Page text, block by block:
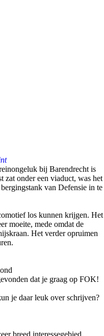
bij Barendrecht is
zat onder een viaduct, was het
van Defensie in te
los kunnen krijgen. Het
moeite, mede omdat de
Het verder opruimen
dat je graag op FOK!
je daar leuk over schrijven?
breed interessegebied.